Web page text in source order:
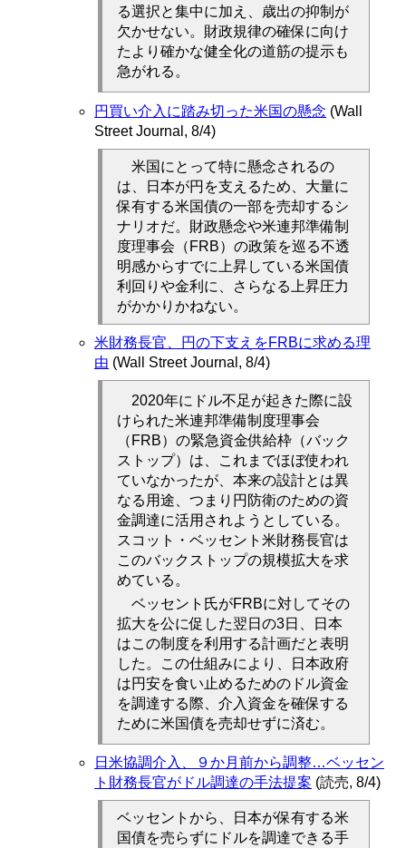
る選択と集中に加え、歳出の抑制が
欠かせない。財政規律の確保に向け
たより確かな健全化の道筋の提示も
急がれる。
円買い介入に踏み切った米国の懸念 (Wall
Street Journal, 8/4)
米国にとって特に懸念されるの
は、日本が円を支えるため、大量に
保有する米国債の一部を売却するシ
ナリオだ。財政懸念や米連邦準備制
度理事会（FRB）の政策を巡る不透
明感からすでに上昇している米国債
利回りや金利に、さらなる上昇圧力
がかかりかねない。
米財務長官、円の下支えをFRBに求める理
由 (Wall Street Journal, 8/4)
2020年にドル不足が起きた際に設
けられた米連邦準備制度理事会
（FRB）の緊急資金供給枠（バック
ストップ）は、これまでほぼ使われ
ていなかったが、本来の設計とは異
なる用途、つまり円防衛のための資
金調達に活用されようとしている。
スコット・ベッセント米財務長官は
このバックストップの規模拡大を求
めている。
ベッセント氏がFRBに対してその
拡大を公に促した翌日の3日、日本
はこの制度を利用する計画だと表明
した。この仕組みにより、日本政府
は円安を食い止めるためのドル資金
を調達する際、介入資金を確保する
ために米国債を売却せずに済む。
日米協調介入、９か月前から調整…ベッセン
ト財務長官がドル調達の手法提案 (読売, 8/4)
ベッセントから、日本が保有する米
国債を売らずにドルを調達できる手